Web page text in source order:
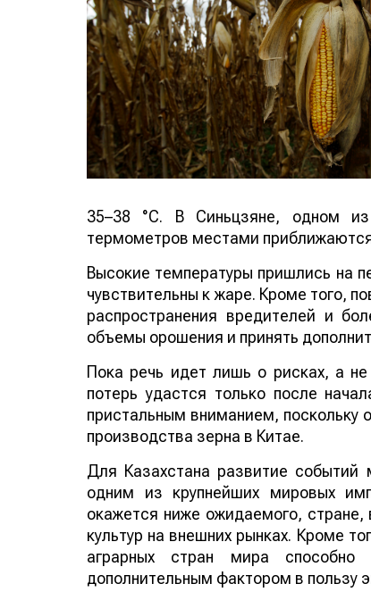
35–38 °C. В Синьцзяне, одном
термометров местами приближаются
Высокие температуры пришлись на
чувствительны к жаре. Кроме того,
распространения вредителей и
объемы орошения и принять
Пока речь идет лишь о рисках, а
потерь удастся только после
пристальным вниманием, поскольку
производства зерна в Китае.
Для Казахстана развитие событий
одним из крупнейших мировых
окажется ниже ожидаемого, стране,
культур на внешних рынках. Кроме
аграрных стран мира
дополнительным фактором в пользу